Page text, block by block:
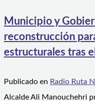
Municipio y
reconstrucción
estructurales tras
Publicado en Radio Ruta
Alcalde Ali Manouchehri